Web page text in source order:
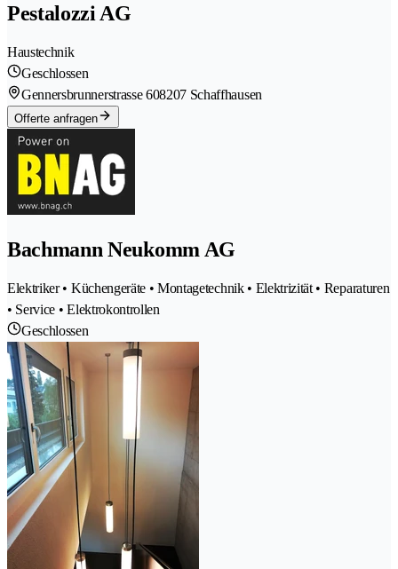
Pestalozzi AG
Haustechnik
Geschlossen
Gennersbrunnerstrasse 608207 Schaffhausen
Offerte anfragen
Bachmann Neukomm AG
Elektriker • Küchengeräte • Montagetechnik • Elektrizität • Reparaturen
• Service • Elektrokontrollen
Geschlossen